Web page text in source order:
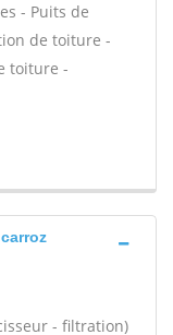
- Puits de
de toiture -
toiture -
- filtration)